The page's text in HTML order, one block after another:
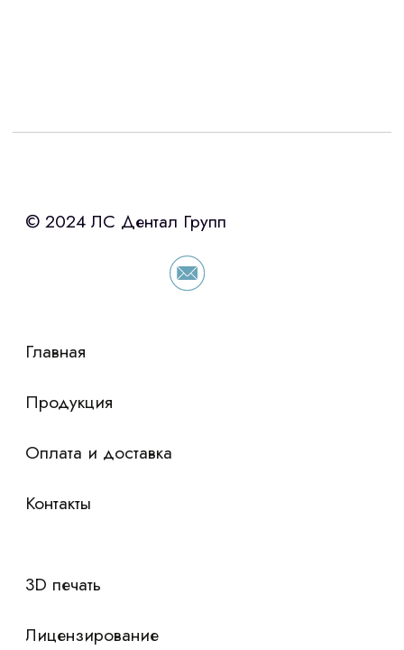
Интересует лизинг?
«Уралпромлизинг» подберем выгодные
условия по лизингу оборудования,
просто оставьте контакты чтобы мы
сориентировали по условиям